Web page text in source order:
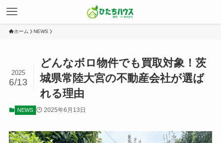
ホーム NEWS
どんなボロ物件でも買取対象！茨
城県常陸大宮の不動産会社が選ば
れる理由
2025
6/13
NEWS 2025年6月13日